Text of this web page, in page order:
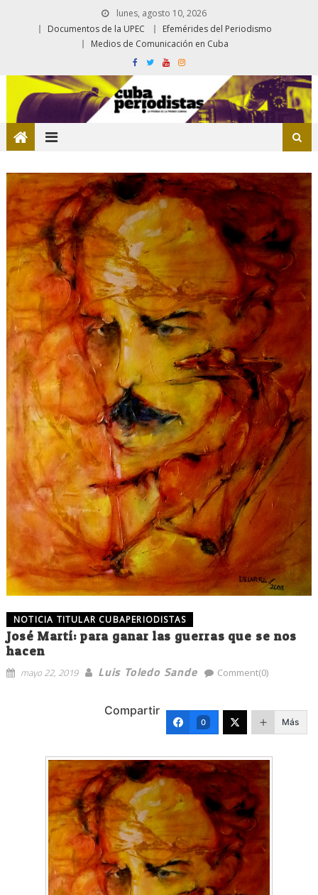
lunes, agosto 10, 2026
Documentos de la UPEC
Efemérides del Periodismo
Medios de Comunicación en Cuba
NOTICIA TITULAR CUBAPERIODISTAS
José Martí: para ganar las guerras que se nos
hacen
mayo 22, 2019 Luis Toledo Sande Comment(0)
Compartir
0 Más